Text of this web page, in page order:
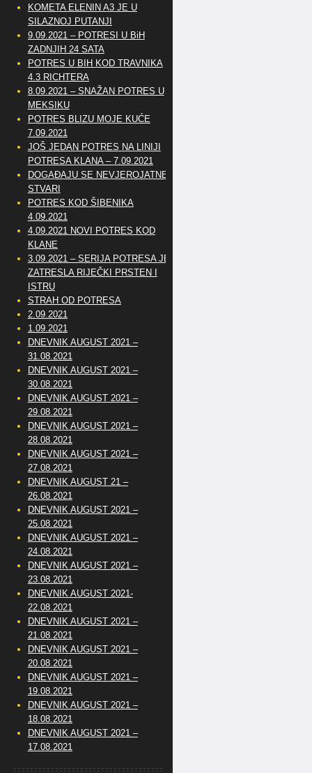
KOMETA ELENIN A3 JE U
SILAZNOJ PUTANJI
9.09.2021 – POTRESI U BiH
ZADNJIH 24 SATA
POTRES U BIH KOD TRAVNIKA
4.3 RICHTERA
8.09.2021 – SNAŽAN POTRES U
MEKSIKU
POTRES BLIZU MOJE KUĆE
7.09.2021
JOŠ JEDAN POTRES NA LINIJI
POTRESA KLANA – 7.09.2021
DOGAĐAJU SE NEVJEROJATNE
STVARI
POTRES KOD ŠIBENIKA
4.09.2021
4.09.2021 NOVI POTRES KOD
KLANE
3.09.2021 – SERIJA POTRESA JE
ZATRESLA RIJEČKI PRSTEN I
ISTRU
STRAH OD POTRESA
2.09.2021
1.09.2021
DNEVNIK AUGUST 2021 –
31.08.2021
DNEVNIK AUGUST 2021 –
30.08.2021
DNEVNIK AUGUST 2021 –
29.08.2021
DNEVNIK AUGUST 2021 –
28.08.2021
DNEVNIK AUGUST 2021 –
27.08.2021
DNEVNIK AUGUST 21 –
26.08.2021
DNEVNIK AUGUST 2021 –
25.08.2021
DNEVNIK AUGUST 2021 –
24.08.2021
DNEVNIK AUGUST 2021 –
23.08.2021
DNEVNIK AUGUST 2021-
22.08.2021
DNEVNIK AUGUST 2021 –
21.08.2021
DNEVNIK AUGUST 2021 –
20.08.2021
DNEVNIK AUGUST 2021 –
19.08.2021
DNEVNIK AUGUST 2021 –
18.08.2021
DNEVNIK AUGUST 2021 –
17.08.2021